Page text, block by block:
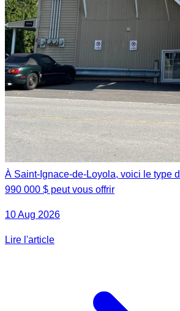
À Saint-Ignace-de-Loyola, voici le type
990 000 $ peut vous offrir
10 Aug 2026
Lire l'article